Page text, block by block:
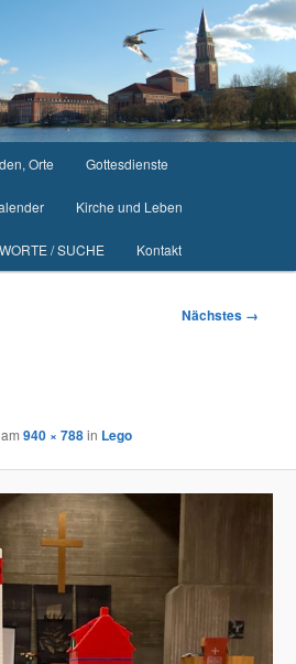
Orte Gottesdienste
Kirche und Leben
/ SUCHE Kontakt
Nächstes →
am940 × 788in Lego